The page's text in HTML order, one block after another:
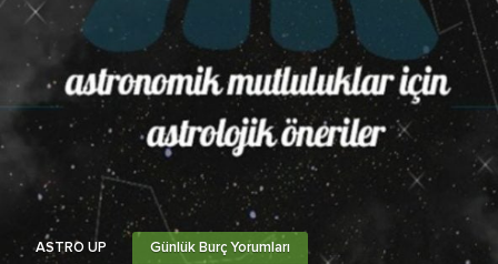
ASTRO UP Günlük Burç Yorumları